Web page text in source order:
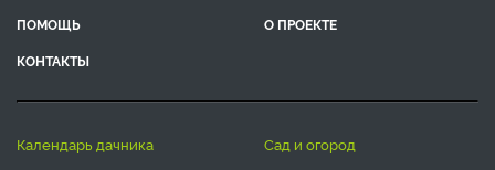
ПОМОЩЬ
О ПРОЕКТЕ
КОНТАКТЫ
календарь дачника
сад и огород